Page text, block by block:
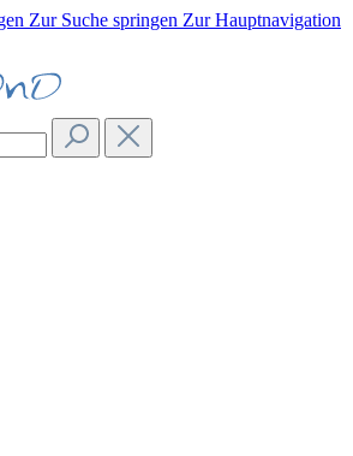
Zur Suche springen Zur Hauptnavigation